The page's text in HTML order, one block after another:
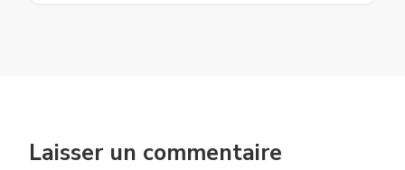
Laisser un commentaire